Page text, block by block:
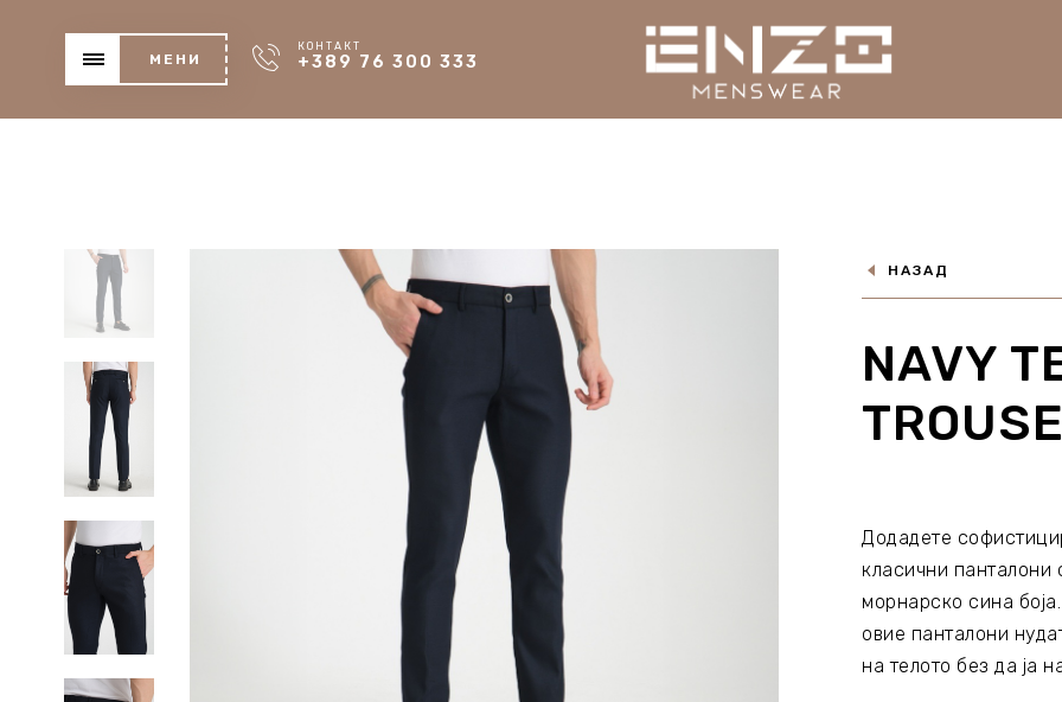
МЕНИ
КОНТАКТ
+389 76 300 333
НАЗАД
NAVY
Додадете
класични панталони
морнарско сина
овие панталони
на телото без да ја